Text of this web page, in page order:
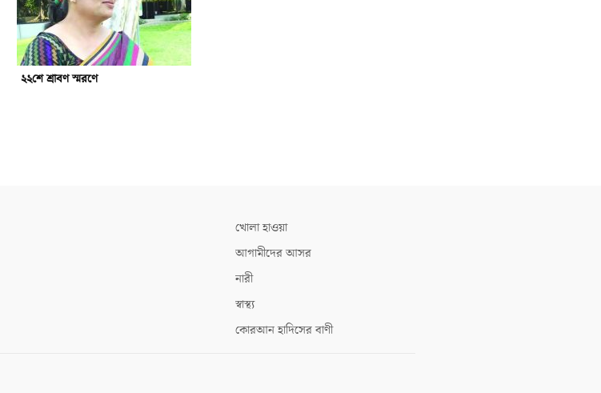
২২শে শ্রাবণ স্মরণে
খোলা হাওয়া
আগামীদের আসর
নারী
স্বাস্থ্য
কোরআন হাদিসের বাণী